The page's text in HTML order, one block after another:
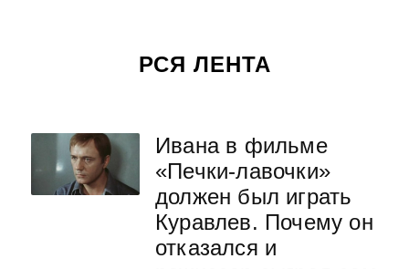
РСЯ ЛЕНТА
Ивана в фильме
«Печки-лавочки»
должен был играть
Куравлев. Почему он
отказался и